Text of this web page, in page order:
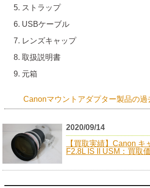
ストラップ
USBケーブル
レンズキャップ
取扱説明書
元箱
Canonマウントアダプター製品の過
2020/09/14
【買取実績】Canon
F2.8L IS II USM：買取